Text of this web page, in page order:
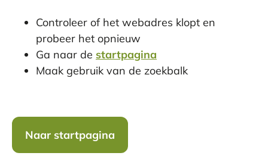
Controleer of het webadres klopt en
probeer het opnieuw
Ga naar de startpagina
Maak gebruik van de zoekbalk
Naar startpagina